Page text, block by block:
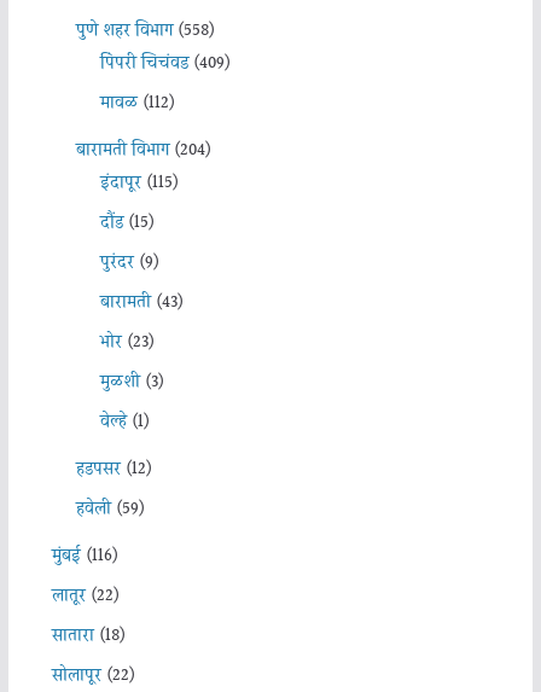
पुणे शहर विभाग(558)
पिंपरी चिचंवड(409)
मावळ(112)
बारामती विभाग(204)
इंदापूर(115)
दौंड(15)
पुरंदर(9)
बारामती(43)
भोर(23)
मुळशी(3)
वेल्हे(1)
हडपसर(12)
हवेली(59)
मुंबई(116)
लातूर(22)
सातारा(18)
सोलापूर(22)